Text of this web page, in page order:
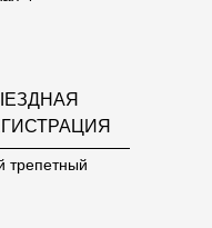
трепетный